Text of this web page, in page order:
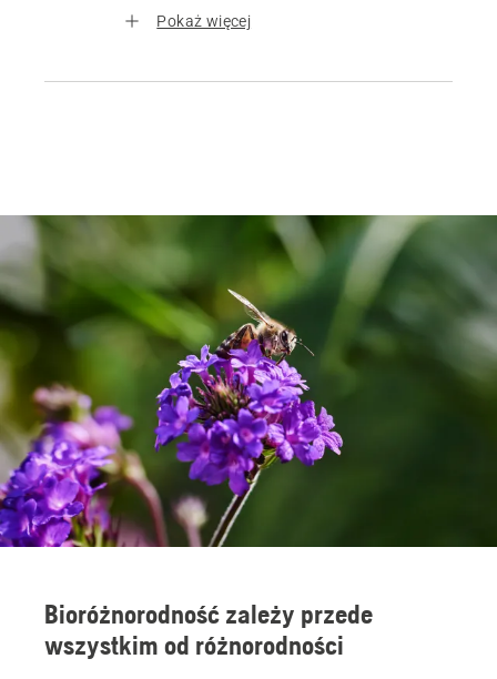
Pokaż więcej
Bioróżnorodność zależy przede
wszystkim od różnorodności